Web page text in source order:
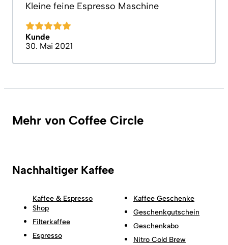
Kleine feine Espresso Maschine
Kunde
30. Mai 2021
Mehr von Coffee Circle
Nachhaltiger Kaffee
Kaffee & Espresso
Shop
Filterkaffee
Espresso
Kaffee Geschenke
Geschenkgutschein
Geschenkabo
Nitro Cold Brew